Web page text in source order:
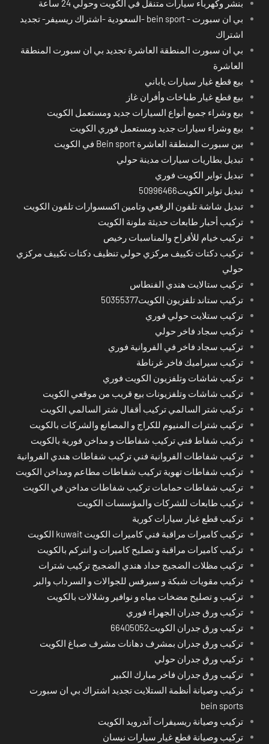
بنشر وكهرباء سيارات متنقل في الكويت وحولي 24 ساعة
بي ان سبورت - bein sport -السعودية -اشتراك ريسيفر- تجديد
اشتراك
بي ان سبورت المنطقة العاشرة تجديد بي ان سبورت المنطقة
العاشرة
بيع قطع غيار سيارات ياباني
بيع قطع غيار طباخات وأفران غاز
بيع وشراء جميع أنواع السيارات جديد ومستعمل الكويت
بيع وشراء سيارات جديد ومستعمل فوري الكويت
بين سبورت المنطقة العاشرة Bein sport في الكويت
تبديل بطاريات سيارات مدينة حولي
تبديل تواير الكويت فوري
تبديل تواير الكويت50996466
تبديل شاشة تلفون الرقعي وتامين اكسسوارات تلفون الكويت
تركيب أحبار طابعات حديثة ملونة الكويت
تركيب خيام للأفراح والمناسبات رخيص
تركيب دكتات تكييف مركزي حولي تنظيف دكتات تكييف مركزي
حولي
تركيب ستالايت هندي الفنطاس
تركيب ستاند تلفزيون الكويت50355377
تركيب ستلايت حولي فوري
تركيب سجاد فاخر حولي
تركيب سجاد فاخر في الفروانية فوري
تركيب سيراميك فاخر غرناطة
تركيب شاشات وتلفزيون الكويت فوري
تركيب شاشات وتلفزيونات بيع قريب من موقعي الكويت
تركيب شتر السالمي تركيب أقفال شتر السالمي الكويت
تركيب شترات المنيوم للكراج و المصانع والشركات بالكويت
تركيب شفاط فني تركيب شفاطات و مداخن فورية بالكويت
تركيب شفاطات الفروانية فني تركيب شفاطات هندي الفروانية
تركيب شفاطات تهوية تركيب شفاطات مطاعم ومداخن الكويت
تركيب شفاطات حمامات تركيب شفاطات مداخن في الكويت
تركيب طابعات للشركات والمؤسسات الكويت
تركيب قطع غيار سيارات كورية
تركيب كاميرات مراقبة فني كاميرات الكويت kuwait الكويت
تركيب كاميرات مراقبة و تصليح كاميرات و انتركم بالكويت
تركيب مظلات الضجيج حداد هندي الضجيج تركيب شترات
تركيب مقويات شبكة و سيرفس للجوالات و السرداب والبر
تركيب و تصليح مضخات مياه و نوافير وشلالات بالكويت
تركيب ورق جدران الجهراء فوري
تركيب ورق جدران الكويت66405052
تركيب ورق جدران بمشرف دهانات مشرف صباغ الكويت
تركيب ورق جدران حولي
تركيب ورق جدران فاخر مبارك الكبير
تركيب وصيانة أنظمة الستلايت تجديد اشتراك بي ان سبورت
bein sports
تركيب وصيانة ريسيفرات آندرويد الكويت
تركيب وصيانة قطع غيار سيارات نيسان